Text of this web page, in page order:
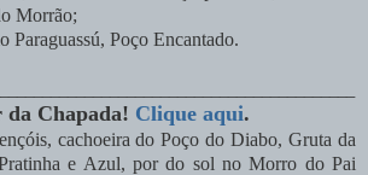
Morrão;
Paraguassú, Poço Encantado.
Chapada! Clique aqui.
cachoeira do Poço do Diabo, Gruta da
e Azul, por do sol no Morro do Pai